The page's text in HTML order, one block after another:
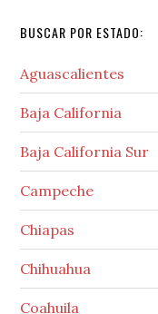
BUSCAR POR ESTADO:
Aguascalientes
Baja California
Baja California Sur
Campeche
Chiapas
Chihuahua
Coahuila